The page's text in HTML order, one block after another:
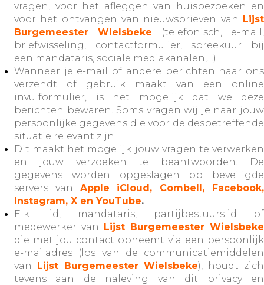
vragen, voor het afleggen van huisbezoeken en
voor het ontvangen van nieuwsbrieven van Lijst
Burgemeester Wielsbeke
(telefonisch, e-mail,
briefwisseling, contactformulier, spreekuur bij
een mandataris, sociale mediakanalen,…).
Wanneer je e-mail of andere berichten naar ons
verzendt of gebruik maakt van een online
invulformulier, is het mogelijk dat we deze
berichten bewaren. Soms vragen wij je naar jouw
persoonlijke gegevens die voor de desbetreffende
situatie relevant zijn.
Dit maakt het mogelijk jouw vragen te verwerken
en jouw verzoeken te beantwoorden. De
gegevens worden opgeslagen op beveiligde
servers van Apple iCloud, Combell, Facebook,
Instagram, X en YouTube.
Elk lid, mandataris, partijbestuurslid of
medewerker van Lijst Burgemeester Wielsbeke
die met jou contact opneemt via een persoonlijk
e-mailadres (los van de communicatiemiddelen
van Lijst Burgemeester Wielsbeke), houdt zich
tevens aan de naleving van dit privacy en